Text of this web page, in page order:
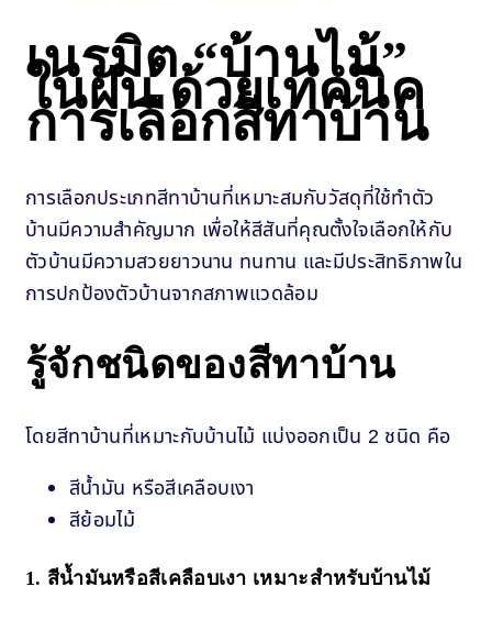
เนรมิต “บ้านไม้”
ในฝัน ด้วยเทคนิค
การเลือกสีทาบ้าน
การเลือกประเภทสีทาบ้านที่เหมาะสมกับวัสดุที่ใช้ทำตัว
บ้านมีความสำคัญมาก เพื่อให้สีสันที่คุณตั้งใจเลือกให้กับ
ตัวบ้านมีความสวยยาวนาน ทนทาน และมีประสิทธิภาพใน
การปกป้องตัวบ้านจากสภาพแวดล้อม
รู้จักชนิดของสีทาบ้าน
โดยสีทาบ้านที่เหมาะกับบ้านไม้ แบ่งออกเป็น 2 ชนิด คือ
สีน้ำมัน หรือสีเคลือบเงา
สีย้อมไม้
1. สีน้ำมันหรือสีเคลือบเงา เหมาะสำหรับบ้านไม้